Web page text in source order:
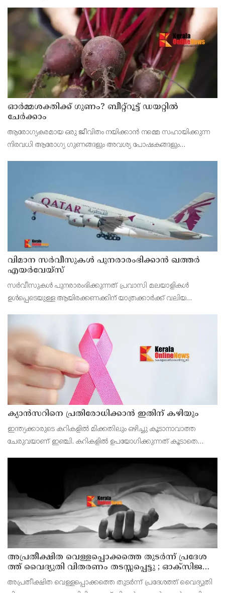
ഓർമ്മശക്തിക്ക് ഗുണം? ബീറ്റ്‌റൂട്ട് ഡയറ്റിൽ
ചേർക്കാം
ആരോഗ്യകരമായ ഒരു ജീവിതം നയിക്കാൻ നമ്മെ സഹായിക്കുന്ന
നിരവധി ആരോഗ്യ ഗുണങ്ങളും അവശ്യ പോഷകങ്ങളും
വിമാന സര്‍വീസുകള്‍ പുനരാരംഭിക്കാന്‍ ഖത്തര്‍
എയര്‍വേയ്‌സ്
സര്‍വീസുകള്‍ പുനരാരംഭിക്കുന്നത് പ്രവാസി മലയാളികള്‍
ഉള്‍പ്പെടെയുള്ള ആയിരക്കണക്കിന് യാത്രക്കാര്‍ക്ക് വലിയ
ക്യാൻസറിനെ പ്രതിരോധിക്കാൻ ഇതിന് കഴിയും
ഇന്ത്യക്കാരുടെ കറികളിൽ മിക്കതിലും ഒഴിച്ചു കൂടാനാവാത്ത
ചേരുവയാണ് ഇഞ്ചി. കറികളിൽ ഉപയോഗിക്കുന്നത് കൂടാതെ
അ​പ്ര​തീ​ക്ഷി​ത വെ​ള്ള​പ്പൊ​ക്ക​ത്തെ തു​ട​ർ​ന്ന് പ്ര​ദേ​ശ​
ത്ത് വൈ​ദ്യു​തി വി​ത​ര​ണം ത​ട​സ്സ​പ്പെ​ട്ടു ; ഓക്സിജൻ
കോൺസെൻട്രേറ്റർ നിലച്ച് രോഗി മരിച്ചു
അപ്രതീക്ഷിത വെള്ളപ്പൊക്കത്തെ തുടർന്ന് പ്രദേശത്ത് വൈദ്യുതി